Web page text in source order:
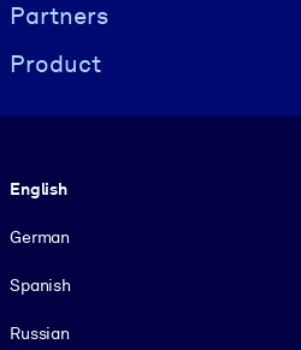
Partners
Product
English
German
Spanish
Russian